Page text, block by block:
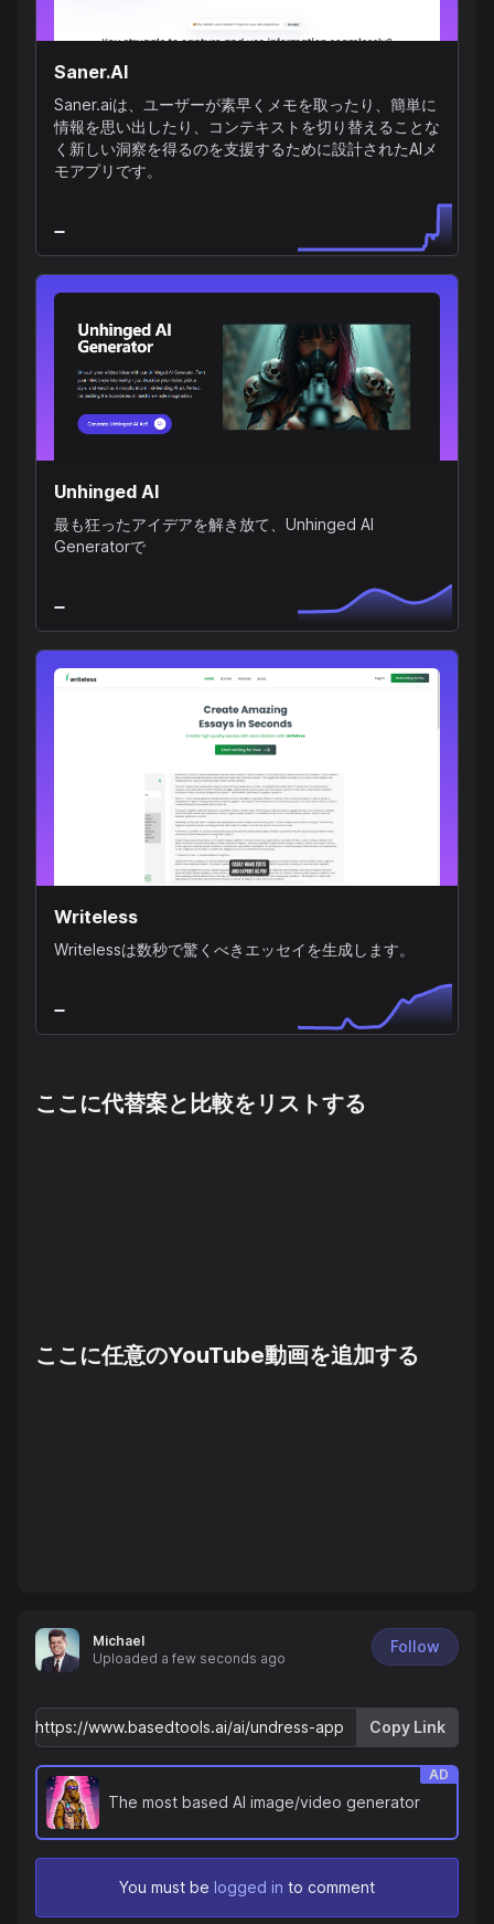
Saner.AI
Saner.aiは、ユーザーが素早くメモを取ったり、簡単に
情報を思い出したり、コンテキストを切り替えることな
く新しい洞察を得るのを支援するために設計されたAIメ
モアプリです。
Unhinged AI
最も狂ったアイデアを解き放て、Unhinged AI
Generatorで
Writeless
Writelessは数秒で驚くべきエッセイを生成します。
ここに代替案と比較をリストする
ここに任意のYouTube動画を追加する
Michael
Uploaded a few seconds ago
Follow
Copy Link
The most based AI image/video generator
AD
You must be logged in to comment